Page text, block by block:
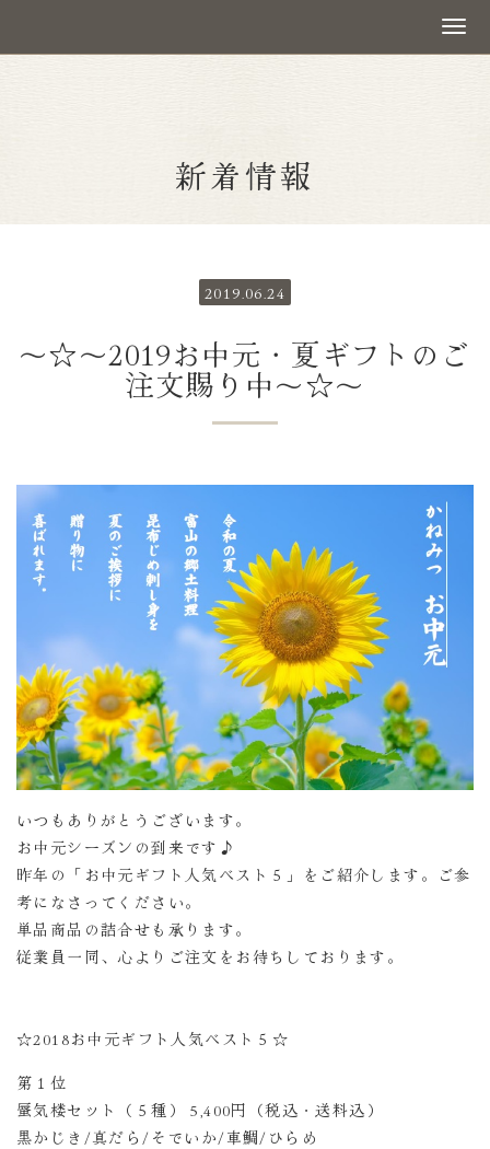
新着情報
2019.06.24
～☆～2019お中元・夏ギフトのご
注文賜り中～☆～
いつもありがとうございます。
お中元シーズンの到来です♪
昨年の「お中元ギフト人気ベスト５」をご紹介します。ご参
考になさってください。
単品商品の詰合せも承ります。
従業員一同、心よりご注文をお待ちしております。
☆2018お中元ギフト人気ベスト５☆
第１位
蜃気楼セット（５種） 5,400円（税込・送料込）
黒かじき/真だら/そでいか/車鯛/ひらめ